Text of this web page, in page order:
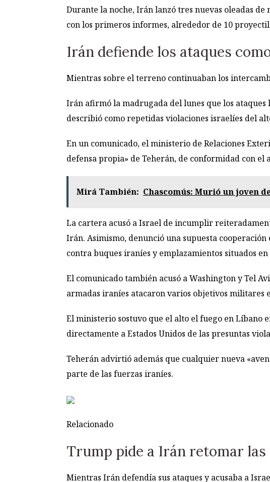
Durante la noche, Irán lanzó tres nuevas oleadas
con los primeros informes, alrededor de 10
Irán defiende los ataques
Mientras sobre el terreno continuaban los
Irán afirmó la madrugada del lunes que los
describió como repetidas violaciones israelíes del
En un comunicado, el ministerio de Relaciones
defensa propia» de Teherán, de conformidad con el
Mirá También: Chascomús: Murió un joven
La cartera acusó a Israel de incumplir
Irán. Asimismo, denunció una supuesta
contra buques iraníes y emplazamientos situados
El comunicado también acusó a Washington y Tel
armadas iraníes atacaron varios objetivos
El ministerio sostuvo que el alto el fuego en
directamente a Estados Unidos de las presuntas
Teherán advirtió además que cualquier nueva
parte de las fuerzas iraníes.
Relacionado
Trump pide a Irán retomar las
Mientras Irán defendía sus ataques y acusaba a